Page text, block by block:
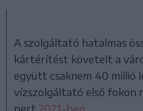
A szolgáltató hatalmas
kártérítést követelt a
együtt csaknem 40 millió
vízszolgáltató első fokon
pert 2021-ben